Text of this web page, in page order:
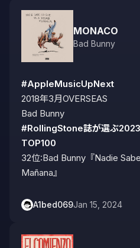
MONACO
Bad Bunny
#AppleMusicUpNext
2018年3月OVERSEAS
#RollingStone誌が選ぶ
TOP100
32位:Bad Bunny『Nadie
Mañana』
A1bed069Jan 15, 2024